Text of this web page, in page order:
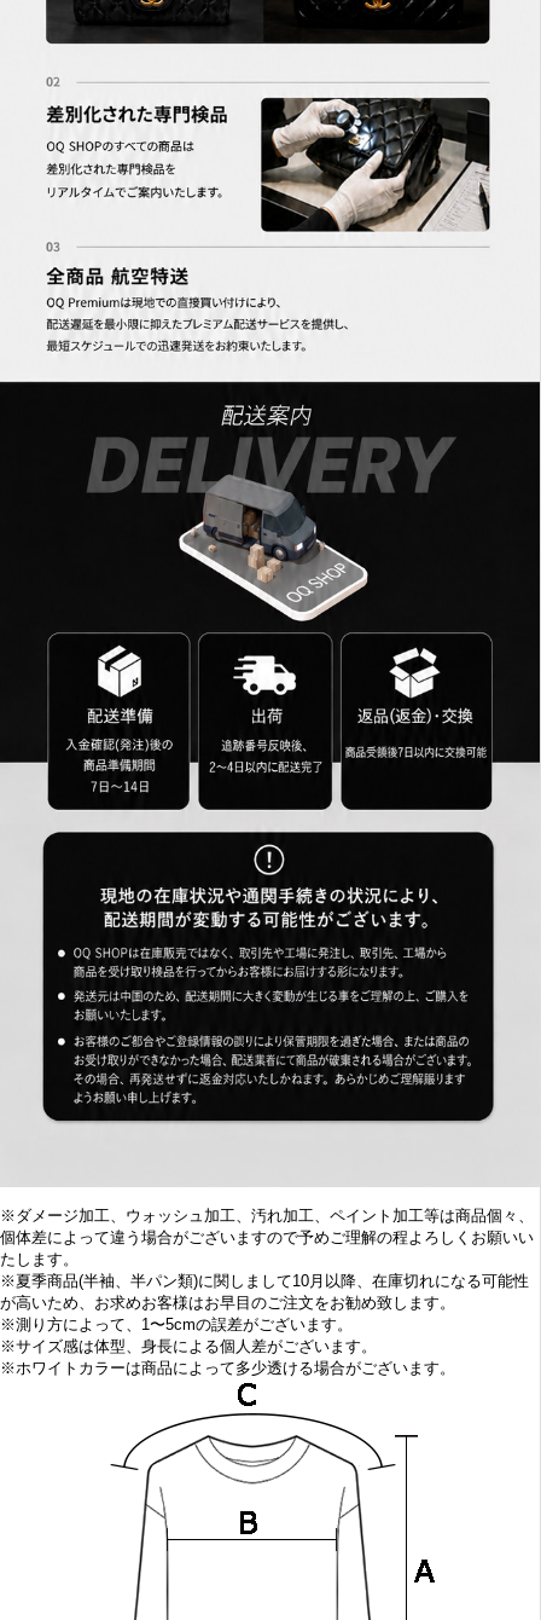
※ダメージ加工、ウォッシュ加工、汚れ加工、ペイント加工等は商品個々、
個体差によって違う場合がございますので予めご理解の程よろしくお願いい
たします。
※ 夏季商品(半袖、半パン類)に関しまして10月以降、在庫切れになる可能性
が高いため、お求めお客様はお早目のご注文をお勧め致します。
※測り方によって、1〜5cmの誤差がございます。
※サイズ感は体型、身長による個人差がございます。
※ホワイトカラーは商品によって多少透ける場合がございます。